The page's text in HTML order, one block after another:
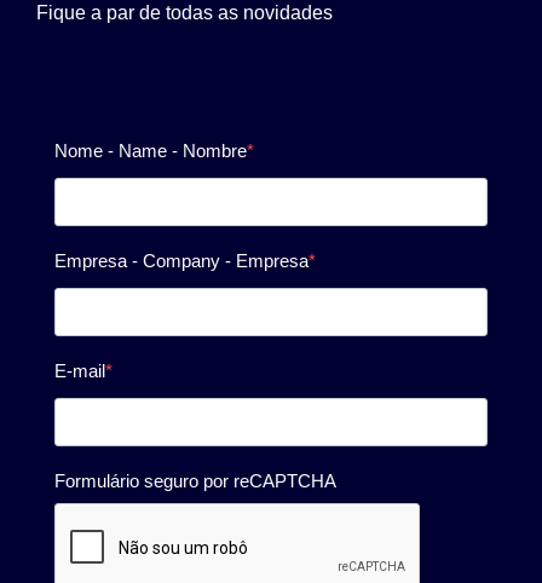
Fique a par de todas as novidades